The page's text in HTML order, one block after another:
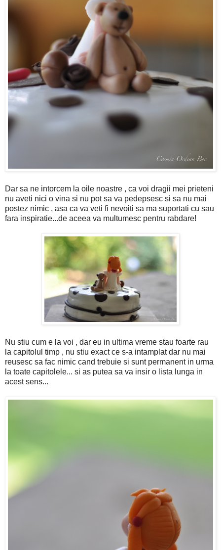
Dar sa ne intorcem la oile noastre , ca voi dragii mei prieteni
nu aveti nici o vina si nu pot sa va pedepsesc si sa nu mai
postez nimic , asa ca va veti fi nevoiti sa ma suportati cu sau
fara inspiratie...de aceea va multumesc pentru rabdare!
Nu stiu cum e la voi , dar eu in ultima vreme stau foarte rau
la capitolul timp , nu stiu exact ce s-a intamplat dar nu mai
reusesc sa fac nimic cand trebuie si sunt permanent in urma
la toate capitolele... si as putea sa va insir o lista lunga in
acest sens...